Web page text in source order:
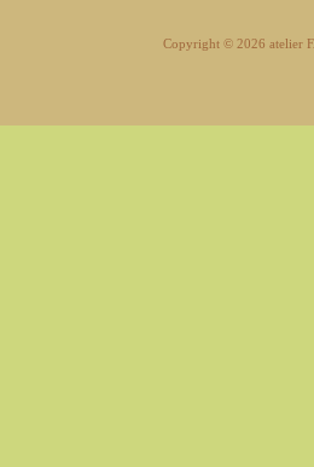
Copyright © 2026 atelier